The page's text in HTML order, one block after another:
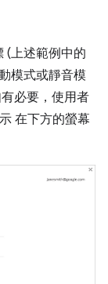
(上述範例中的
模式或靜音模
必要，使用者
在下方的螢幕